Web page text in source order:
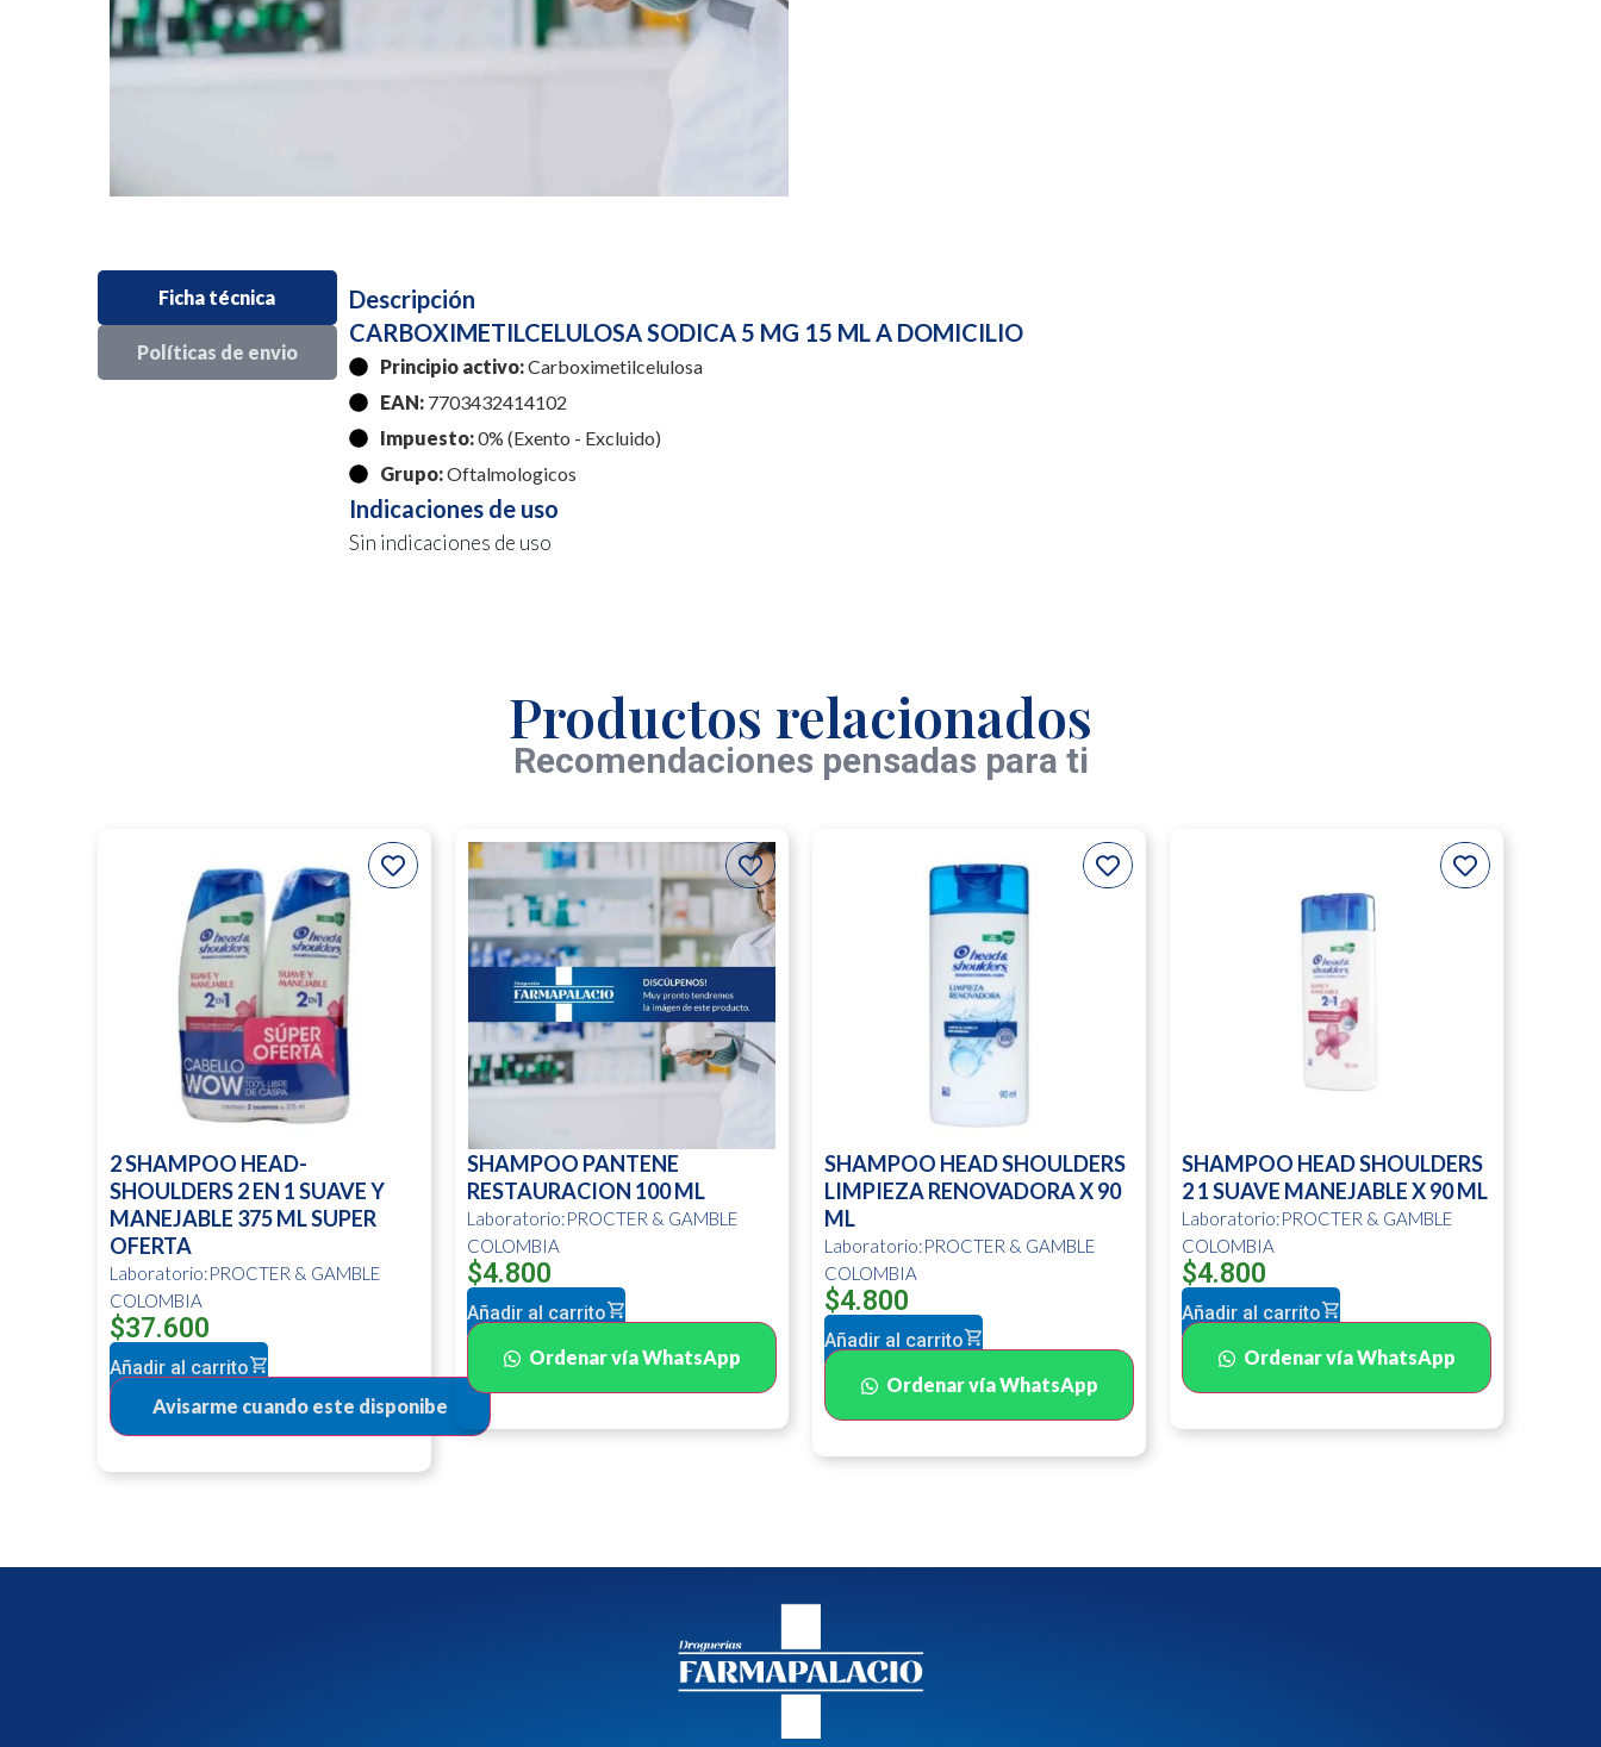
Ficha técnica
Políticas de envio
Descripción
CARBOXIMETILCELULOSA SODICA 5 MG 15 ML A DOMICILIO
Principio activo:Carboximetilcelulosa
EAN:7703432414102
Impuesto:0% (Exento - Excluido)
Grupo:Oftalmologicos
Indicaciones de uso
Sin indicaciones de uso
Productos relacionados
Recomendaciones pensadas para ti
2 SHAMPOO HEAD-
SHOULDERS 2 EN 1 SUAVE Y
MANEJABLE 375 ML SUPER
OFERTA
Laboratorio:PROCTER & GAMBLE
COLOMBIA
$37.600
Añadir al carrito
SHAMPOO PANTENE
RESTAURACION 100 ML
Laboratorio:PROCTER & GAMBLE
COLOMBIA
$4.800
Añadir al carrito
Ordenar vía WhatsApp
SHAMPOO HEAD SHOULDERS
LIMPIEZA RENOVADORA X 90
ML
Laboratorio:PROCTER & GAMBLE
COLOMBIA
$4.800
Añadir al carrito
Ordenar vía WhatsApp
SHAMPOO HEAD SHOULDERS
2 1 SUAVE MANEJABLE X 90 ML
Laboratorio:PROCTER & GAMBLE
COLOMBIA
$4.800
Añadir al carrito
Ordenar vía WhatsApp